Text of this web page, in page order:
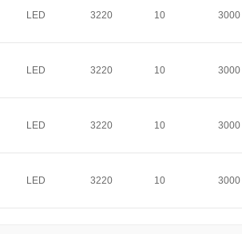
LED 3220 10 3000
LED 3220 10 3000
LED 3220 10 3000
LED 3220 10 3000